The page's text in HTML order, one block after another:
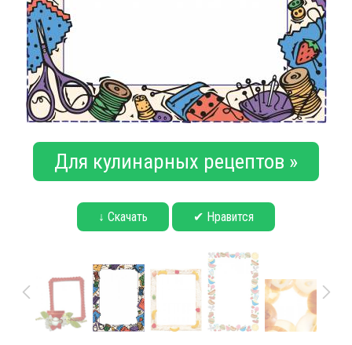
Для кулинарных рецептов »
↓ Скачать ✔ Нравится